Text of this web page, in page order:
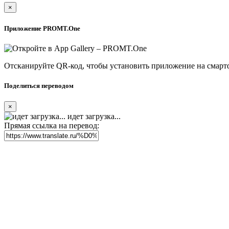
×
Приложение PROMT.One
Отсканируйте QR-код, чтобы установить приложение на
Поделиться переводом
×
идет загрузка...
Прямая ссылка на перевод: